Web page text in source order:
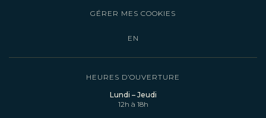
HEURES D’OUVERTURE
Lundi – Jeudi
12h à 18h
GÉRER MES COOKIES
EN